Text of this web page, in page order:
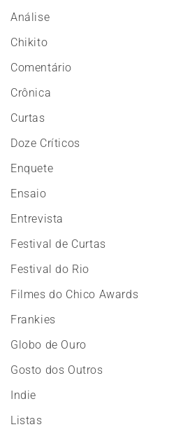
Análise
Chikito
Comentário
Crônica
Curtas
Doze Críticos
Enquete
Ensaio
Entrevista
Festival de Curtas
Festival do Rio
Filmes do Chico Awards
Frankies
Globo de Ouro
Gosto dos Outros
Indie
Listas